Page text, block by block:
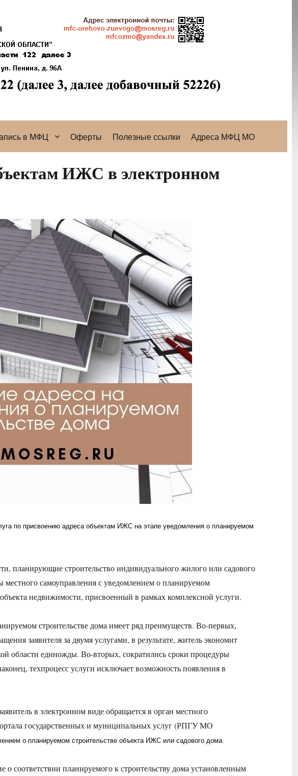
в МФЦ Оферты Полезные ссылки Адреса МФЦ МО
ИЖС в электронном
по присвоению адреса объектам ИЖС на этапе уведомления о планируемом
планирующие строительство индивидуального жилого или садового
самоуправления с уведомлением о планируемом
недвижимости, присвоенный в рамках комплексной услуги.
строительстве дома имеет ряд преимуществ. Во-первых,
заявителя за двумя услугами, в результате, житель экономит
области единожды. Во-вторых, сократились сроки процедуры
техпроцесс услуги исключает возможность появления в
в электронном виде обращается в орган местного
государственных и муниципальных услуг (РПГУ МО
о планируемом строительстве объекта ИЖС или садового дома.
соответствии планируемого к строительству дома установленным